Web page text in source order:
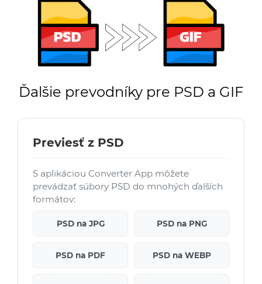
Ďalšie prevodníky pre PSD a GIF
Previesť z PSD
S aplikáciou Converter App môžete
prevádzať súbory PSD do mnohých ďalších
formátov:
PSD na JPG PSD na PNG
PSD na PDF PSD na WEBP